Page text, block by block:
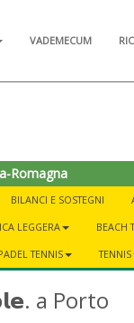
VADEMECUM
Romagna
BILANCI E SOSTEGNI
LEGGERA BEACH
TENNIS TENNIS
a Porto